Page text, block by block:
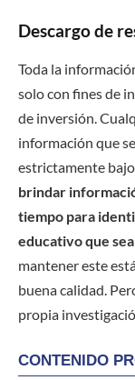
Descargo de
Toda la
solo con fines de
de inversión.
información que
estrictamente
brindar
tiempo para
educativo que
mantener este
buena calidad.
propia